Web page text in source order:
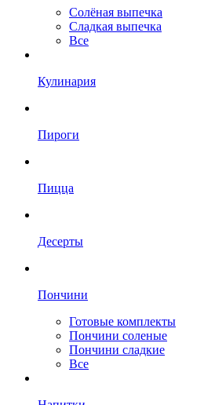
Солёная выпечка
Сладкая выпечка
Все
Кулинария
Пироги
Пицца
Десерты
Пончини
Готовые комплекты
Пончини соленые
Пончини сладкие
Все